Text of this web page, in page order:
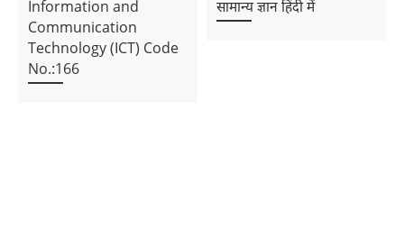
Information and
Communication
Technology (ICT) Code
No.:166
सामान्य ज्ञान हिंदी में